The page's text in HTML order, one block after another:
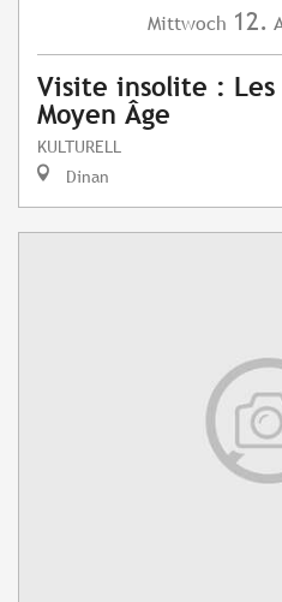
Mittwoch 12.
Visite insolite : Les
Moyen Âge
KULTURELL
Dinan